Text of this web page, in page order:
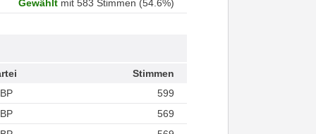
Gewähltmit 583 Stimmen (54.6%)
Stimmen
599
569